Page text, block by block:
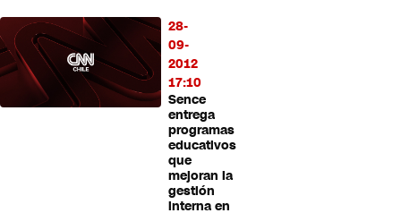
28-
09-
2012
17:10
Sence
entrega
programas
educativos
que
mejoran la
gestión
interna en